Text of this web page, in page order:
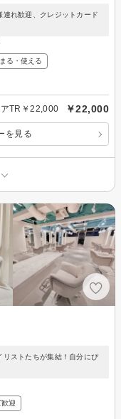
れ歓迎、クレジットカード
る・使える
TR￥22,000 ￥22,000
を見る
リストたちが集結！自分にぴ
歓迎